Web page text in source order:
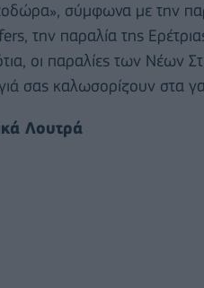
σύμφωνα με την
την παραλία της
οι παραλίες των Νέων
σας καλωσορίζουν στα
Λουτρά